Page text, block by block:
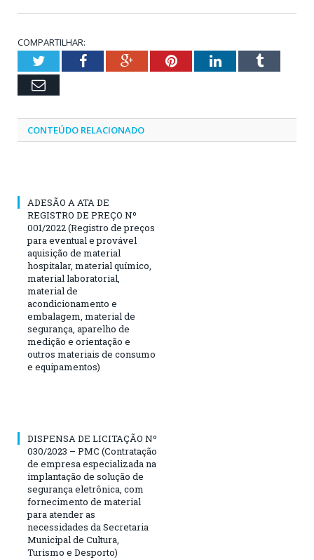
COMPARTILHAR:
TwitterFacebookGoogle+PinterestLinkedInTumblr
Email
CONTEÚDO RELACIONADO
ADESÃO A ATA DE
REGISTRO DE PREÇO Nº
001/2022 (Registro de preços
para eventual e provável
aquisição de material
hospitalar, material químico,
material laboratorial,
material de
acondicionamento e
embalagem, material de
segurança, aparelho de
medição e orientação e
outros materiais de consumo
e equipamentos)
DISPENSA DE LICITAÇÃO Nº
030/2023 – PMC (Contratação
de empresa especializada na
implantação de solução de
segurança eletrônica, com
fornecimento de material
para atender as
necessidades da Secretaria
Municipal de Cultura,
Turismo e Desporto)